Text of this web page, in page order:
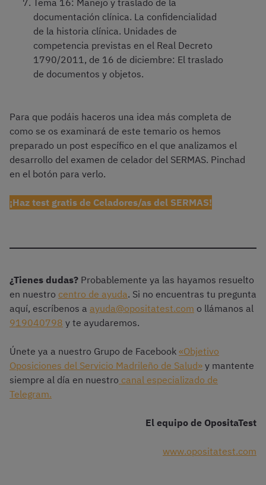
Tema 16: Manejo y traslado de la
documentación clínica. La confidencialidad
de la historia clínica. Unidades de
competencia previstas en el Real Decreto
1790/2011, de 16 de diciembre: El traslado
de documentos y objetos.
Para que podáis haceros una idea más completa de
como se os examinará de este temario os hemos
preparado un post específico en el que analizamos el
desarrollo del examen de celador del SERMAS. Pinchad
en el botón para verlo.
¡Haz test gratis de Celadores/as del SERMAS!
¿Tienes dudas? Probablemente ya las hayamos resuelto
en nuestro centro de ayuda. Si no encuentras tu pregunta
aquí, escríbenos a ayuda@opositatest.com o llámanos al
919040798 y te ayudaremos.
Únete ya a nuestro Grupo de Facebook «Objetivo
Oposiciones del Servicio Madrileño de Salud» y mantente
siempre al día en nuestro canal especializado de
Telegram.
El equipo de OpositaTest
www.opositatest.com